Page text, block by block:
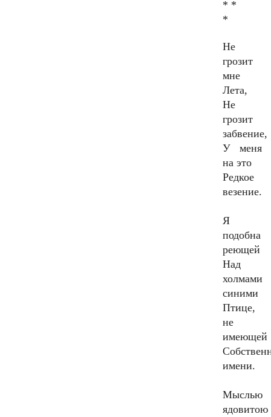
* *
*
Не
грозит
мне
Лета,
Не
грозит
забвение,
У меня
на это
Редкое
везение.
Я
подобна
реющей
Над
холмами
синими
Птице,
не
имеющей
имени.
Мыслью
ядовитою